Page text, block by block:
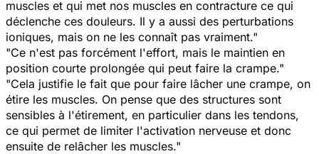
muscles et qui met nos muscles en contracture ce qui
déclenche ces douleurs. Il y a aussi des perturbations
ioniques, mais on ne les connaît pas vraiment."
"Ce n'est pas forcément l'effort, mais le maintien en
position courte prolongée qui peut faire la crampe."
"Cela justifie le fait que pour faire lâcher une crampe, on
étire les muscles. On pense que des structures sont
sensibles à l'étirement, en particulier dans les tendons,
ce qui permet de limiter l'activation nerveuse et donc
ensuite de relâcher les muscles."